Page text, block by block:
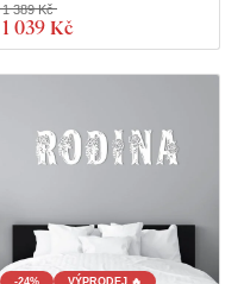
1 039 Kč
1 389 Kč